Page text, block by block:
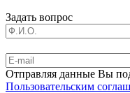
Задать вопрос
Отправляя данные Вы
Пользовательским